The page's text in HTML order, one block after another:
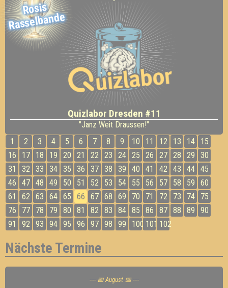
Rosis
Rasselbande
Quizlabor Dresden #11
"Janz Weit Draussen!"
1
2 3 4 5 6 7 8 9 10 11 12 13 14
15
16
17 18 19 20 21 22 23 24 25 26 27 28 29
30
31
32 33 34 35 36 37 38 39 40 41 42 43 44 45
46
47 48 49 50 51 52 53 54 55 56 57 58 59
60
61
62 63 64 65 66 67 68 69 70 71 72 73 74
75
76
77 78 79 80 81 82 83 84 85 86 87 88 89
90
91
92 93 94 95 96 97 98 99 100 101 102
Nächste Termine
---- 📅 August 📅 ----